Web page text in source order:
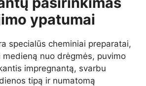
ypatumai
specialūs cheminiai preparatai,
nuo drėgmės, puvimo
impregnantą, svarbu
tipą ir numatomą